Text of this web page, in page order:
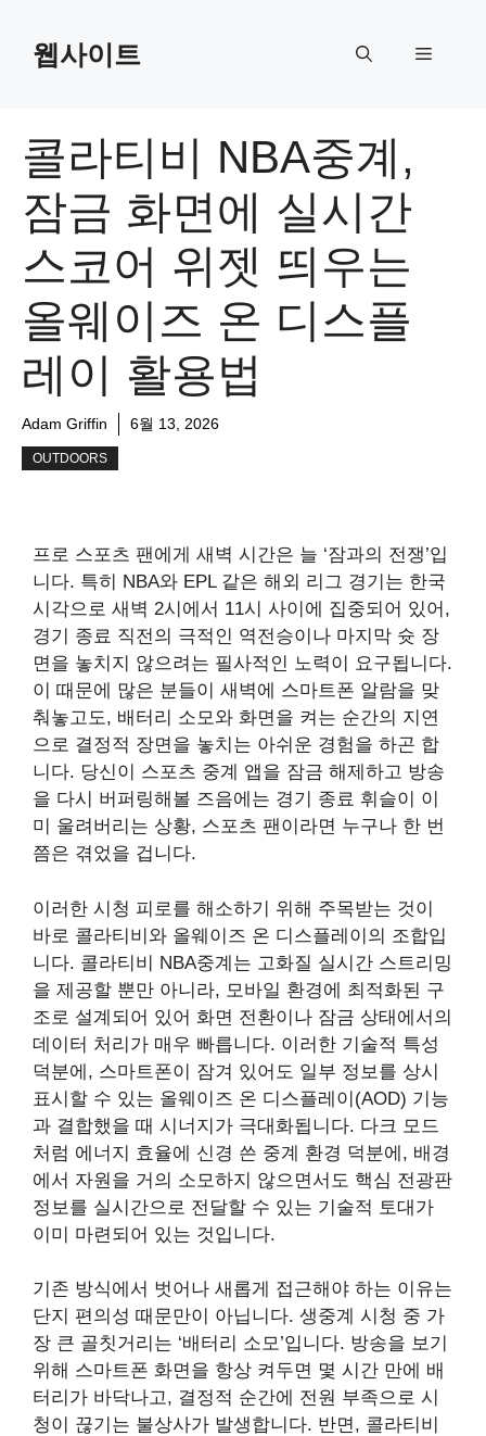
content웹사이트 Menu
콜라티비 NBA중계,
잠금 화면에 실시간
스코어 위젯 띄우는
올웨이즈 온 디스플
레이 활용법
Adam Griffin 6월 13, 2026
OUTDOORS
프로 스포츠 팬에게 새벽 시간은 늘 ‘잠과의 전쟁’입
니다. 특히 NBA와 EPL 같은 해외 리그 경기는 한국
시각으로 새벽 2시에서 11시 사이에 집중되어 있어,
경기 종료 직전의 극적인 역전승이나 마지막 슛 장
면을 놓치지 않으려는 필사적인 노력이 요구됩니다.
이 때문에 많은 분들이 새벽에 스마트폰 알람을 맞
춰놓고도, 배터리 소모와 화면을 켜는 순간의 지연
으로 결정적 장면을 놓치는 아쉬운 경험을 하곤 합
니다. 당신이 스포츠 중계 앱을 잠금 해제하고 방송
을 다시 버퍼링해볼 즈음에는 경기 종료 휘슬이 이
미 울려버리는 상황, 스포츠 팬이라면 누구나 한 번
쯤은 겪었을 겁니다.
이러한 시청 피로를 해소하기 위해 주목받는 것이
바로 콜라티비와 올웨이즈 온 디스플레이의 조합입
니다. 콜라티비 NBA중계는 고화질 실시간 스트리밍
을 제공할 뿐만 아니라, 모바일 환경에 최적화된 구
조로 설계되어 있어 화면 전환이나 잠금 상태에서의
데이터 처리가 매우 빠릅니다. 이러한 기술적 특성
덕분에, 스마트폰이 잠겨 있어도 일부 정보를 상시
표시할 수 있는 올웨이즈 온 디스플레이(AOD) 기능
과 결합했을 때 시너지가 극대화됩니다. 다크 모드
처럼 에너지 효율에 신경 쓴 중계 환경 덕분에, 배경
에서 자원을 거의 소모하지 않으면서도 핵심 전광판
정보를 실시간으로 전달할 수 있는 기술적 토대가
이미 마련되어 있는 것입니다.
기존 방식에서 벗어나 새롭게 접근해야 하는 이유는
단지 편의성 때문만이 아닙니다. 생중계 시청 중 가
장 큰 골칫거리는 ‘배터리 소모’입니다. 방송을 보기
위해 스마트폰 화면을 항상 켜두면 몇 시간 만에 배
터리가 바닥나고, 결정적 순간에 전원 부족으로 시
청이 끊기는 불상사가 발생합니다. 반면, 콜라티비